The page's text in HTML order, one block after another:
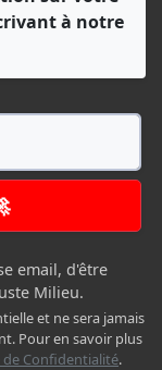
à notre
email, d'être
Milieu.
et ne sera jamais
Pour en savoir plus
Confidentialité.